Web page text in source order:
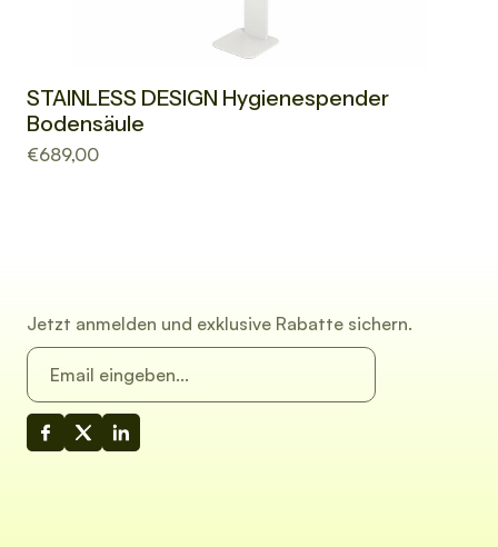
STAINLESS DESIGN Hygienespender
Bodensäule
€689,00
Jetzt anmelden und exklusive Rabatte sichern.